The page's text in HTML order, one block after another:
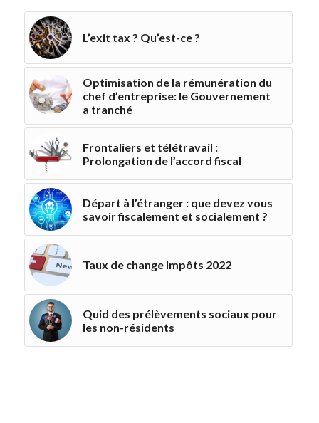
L’exit tax ? Qu’est-ce ?
Optimisation de la rémunération du
chef d’entreprise: le Gouvernement
a tranché
Frontaliers et télétravail :
Prolongation de l’accord fiscal
Départ à l’étranger : que devez vous
savoir fiscalement et socialement ?
Taux de change Impôts 2022
Quid des prélèvements sociaux pour
les non-résidents